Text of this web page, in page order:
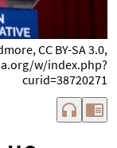
CC BY-SA 3.0,
w/index.php?
curid=38720271
headphones chrome_reader_mode